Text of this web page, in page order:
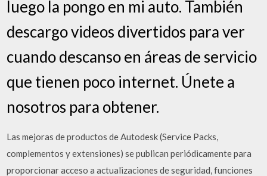
luego la pongo en mi auto. También
descargo videos divertidos para ver
cuando descanso en áreas de servicio
que tienen poco internet. Únete a
nosotros para obtener.
Las mejoras de productos de Autodesk (Service Packs,
complementos y extensiones) se publican periódicamente para
proporcionar acceso a actualizaciones de seguridad, funciones